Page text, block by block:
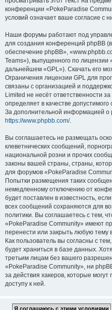
конференции «PokeParadise
условий означает ваше согласие с
Наши форумы работают под
для создания конференций phpBB
обеспечение phpBB»,
Teams»), выпущенного по лицензии
дальнейшем «GPL»). Скачать его
Ограничения лицензии GPL для
связаны с организацией и
Limited не несёт ответственности
определяет в качестве
За дополнительной информацией о
https://www.phpbb.com/.
Вы соглашаетесь не размещать
клеветнических сообщений,
национальной розни и прочих
законы вашей страны, страны,
для форумов «PokeParadise
Попытки размещения таких
немедленному отключению от
будет поставлен в известность,
всех сообщений сохраняются для
политики. Вы соглашаетесь с тем,
«PokeParadise Community» имеют
перенести или закрыть любую
Как пользователь вы согласны с
будет храниться в базе данных.
третьим лицам без вашего
«PokeParadise Community», ни
за действия хакеров, которые
доступу к ней.